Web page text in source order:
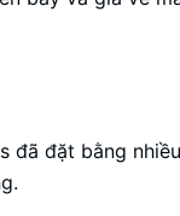
đặt bằng